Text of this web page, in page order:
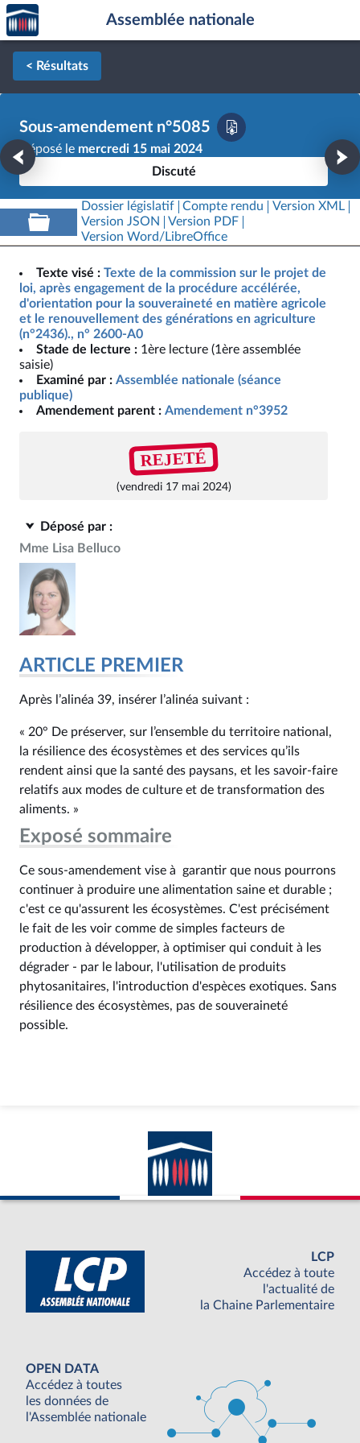
Aller au contenu
Aller en bas de la page
Accèder
à la
page
d'accueil
Assemblée nationale
< Résultats
Sous-amendement n°5085
Déposé le mercredi 15 mai 2024
Discuté
Dossier législatif Compte rendu
Version XML
Version JSON
Version PDF
Version Word/LibreOffice
Texte visé : Texte de la commission sur le projet de
loi, après engagement de la procédure accélérée,
d'orientation pour la souveraineté en matière agricole
et le renouvellement des générations en agriculture
(n°2436)., n° 2600-A0
Stade de lecture : 1ère lecture (1ère assemblée
saisie)
Examiné par : Assemblée nationale (séance
publique)
Amendement parent : Amendement n°3952
REJETÉ
(vendredi 17 mai 2024)
Déposé par :
Mme Lisa Belluco
ARTICLE PREMIER
Après l’alinéa 39, insérer l’alinéa suivant :
« 20° De préserver, sur l’ensemble du territoire national,
la résilience des écosystèmes et des services qu’ils
rendent ainsi que la santé des paysans, et les savoir-faire
relatifs aux modes de culture et de transformation des
aliments. »
Exposé sommaire
Ce sous-amendement vise à garantir que nous pourrons
continuer à produire une alimentation saine et durable ;
c'est ce qu'assurent les écosystèmes. C'est précisément
le fait de les voir comme de simples facteurs de
production à développer, à optimiser qui conduit à les
dégrader - par le labour, l'utilisation de produits
phytosanitaires, l'introduction d'espèces exotiques. Sans
résilience des écosystèmes, pas de souveraineté
possible.
LCP
Accédez à toute
l'actualité de
la Chaine Parlementaire
OPEN DATA
Accédez à toutes
les données de
l'Assemblée nationale